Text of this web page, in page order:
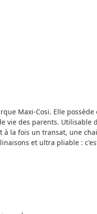
Maxi-Cosi. Elle
vie des parents. Utilisable
la fois un transat, une
et ultra pliable :